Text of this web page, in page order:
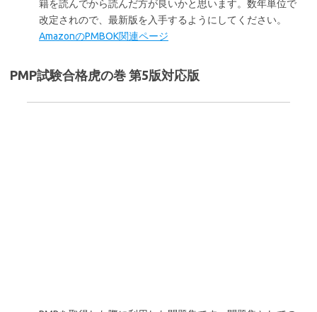
籍を読んでから読んだ方が良いかと思います。数年単位で
改定されので、最新版を入手するようにしてください。
AmazonのPMBOK関連ページ
PMP試験合格虎の巻 第5版対応版